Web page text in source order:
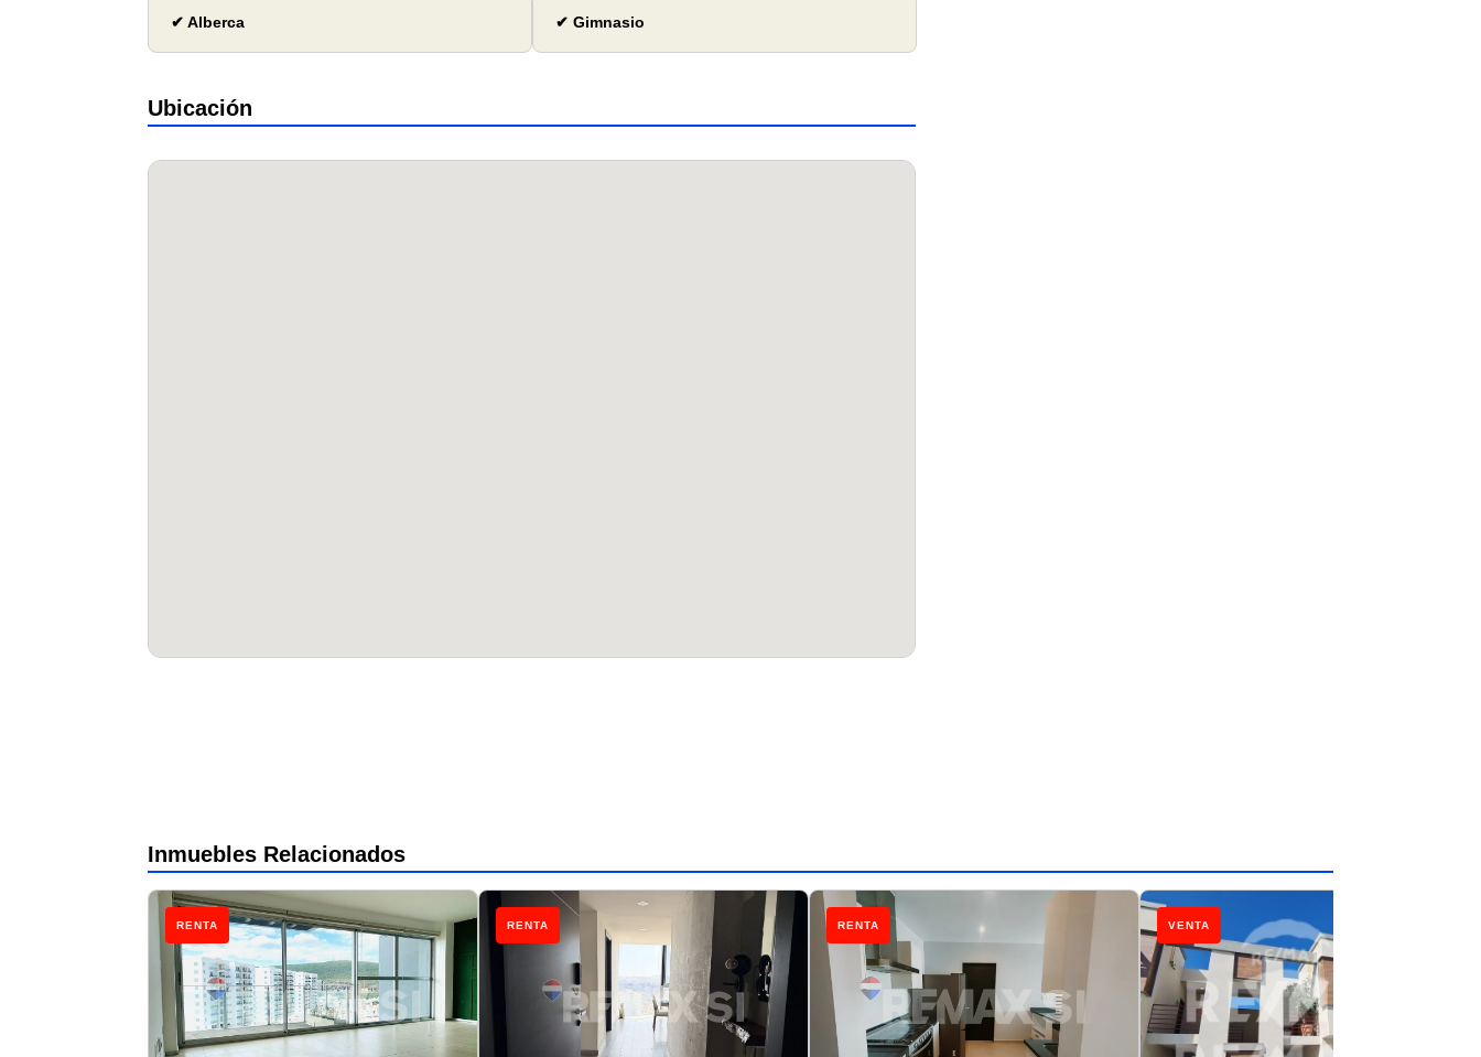
✔ Alberca ✔ Gimnasio
Ubicación
Inmuebles Relacionados
RENTA RENTA RENTA VENTA